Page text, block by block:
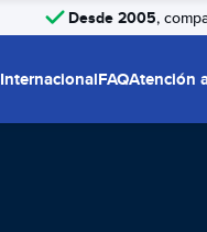
Desde 2005,
InternacionalFAQAtención